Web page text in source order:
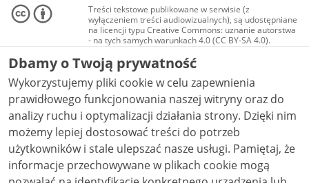
Treści tekstowe publikowane w serwisie (z
wyłączeniem treści audiowizualnych), są udostępniane
na licencji typu Creative Commons: uznanie autorstwa
- na tych samych warunkach 4.0 (CC BY-SA 4.0).
Materiały audiowizualne, w tym zdjęcia, materiały
audio i wideo, są udostępniane na licencji typu
Creative Commons: uznanie autorstwa użycie
niekomercyjne - bez utworów zależnych 4.0 (CC BY-
NC-ND 4.0), o ile nie jest to stwierdzone inaczej.
Dbamy o Twoją prywatność
Wykorzystujemy pliki cookie w celu zapewnienia
prawidłowego funkcjonowania naszej witryny oraz do
analizy ruchu i optymalizacji działania strony. Dzięki nim
możemy lepiej dostosować treści do potrzeb
użytkowników i stale ulepszać nasze usługi. Pamiętaj, że
informacje przechowywane w plikach cookie mogą